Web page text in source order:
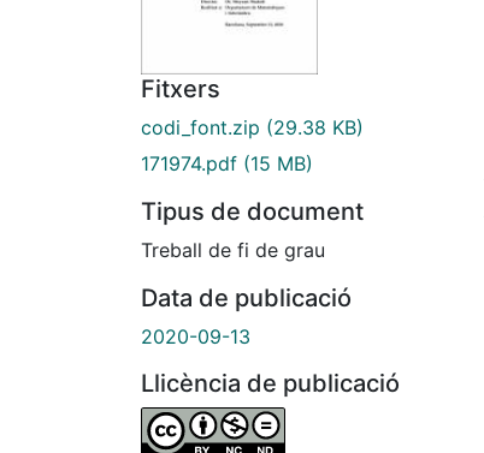
Fitxers
codi_font.zip (29.38 KB)
171974.pdf (15 MB)
Tipus de document
Treball de fi de grau
Data de publicació
2020-09-13
Llicència de publicació